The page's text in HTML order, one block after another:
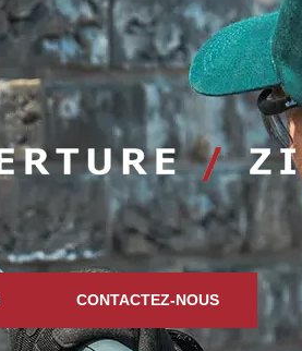
CONTACTEZ-NOUS